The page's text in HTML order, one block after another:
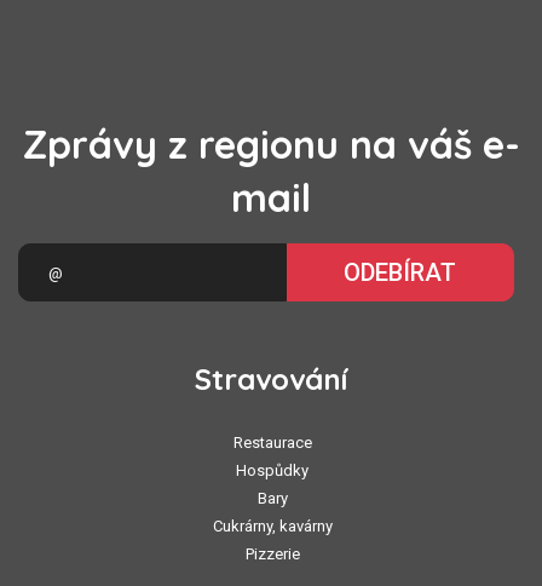
Zprávy z regionu na váš e-
mail
ODEBÍRAT
Stravování
Restaurace
Hospůdky
Bary
Cukrárny, kavárny
Pizzerie